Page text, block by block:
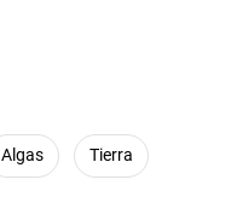
Algas Tierra